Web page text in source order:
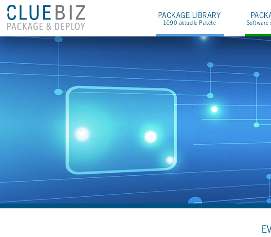
PA­CKA­GE LI­BRA­RY
1090 ak­tu­el­le Pa­ke­te Soft­ware